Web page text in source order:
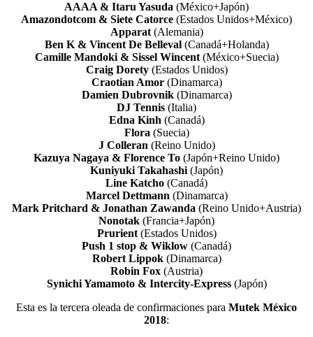
AAAA & Itaru Yasuda (México+Japón)
Amazondotcom & Siete Catorce (Estados Unidos+México)
Apparat(Alemania)
Ben K & Vincent De Belleval(Canadá+Holanda)
Camille Mandoki & Sissel Wincent(México+Suecia)
Craig Dorety(Estados Unidos)
Craotian Amor(Dinamarca)
Damien Dubrovnik(Dinamarca)
DJ Tennis (Italia)
Edna Kinh (Canadá)
Flora (Suecia)
J Colleran (Reino Unido)
Kazuya Nagaya & Florence To (Japón+Reino Unido)
Kuniyuki Takahashi (Japón)
Line Katcho (Canadá)
Marcel Dettmann (Dinamarca)
Mark Pritchard & Jonathan Zawanda (Reino Unido+Austria)
Nonotak (Francia+Japón)
Prurient(Estados Unidos)
Push 1 stop & Wiklow (Canadá)
Robert Lippok(Dinamarca)
Robin Fox (Austria)
Synichi Yamamoto & Intercity-Express(Japón)
Esta es la tercera oleada de confirmaciones para Mutek México
2018: